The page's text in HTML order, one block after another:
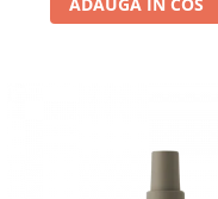
ADAUGA IN COS